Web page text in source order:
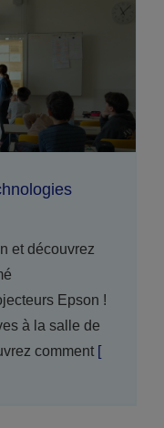
et découvrez
Epson !
à la salle de
comment[